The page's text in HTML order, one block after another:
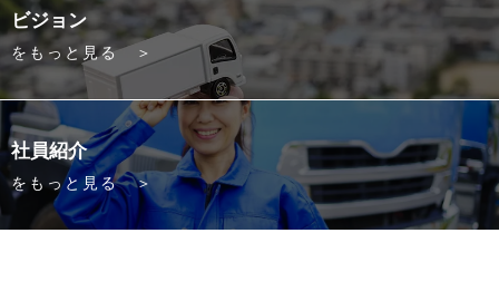
ビジョン
をもっと見る ＞
社員紹介
をもっと見る ＞